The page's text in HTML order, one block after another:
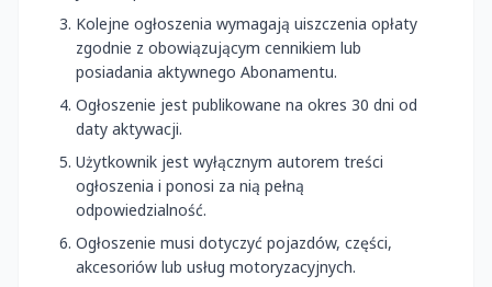
Kolejne ogłoszenia wymagają uiszczenia opłaty
zgodnie z obowiązującym cennikiem lub
posiadania aktywnego Abonamentu.
Ogłoszenie jest publikowane na okres 30 dni od
daty aktywacji.
Użytkownik jest wyłącznym autorem treści
ogłoszenia i ponosi za nią pełną
odpowiedzialność.
Ogłoszenie musi dotyczyć pojazdów, części,
akcesoriów lub usług motoryzacyjnych.